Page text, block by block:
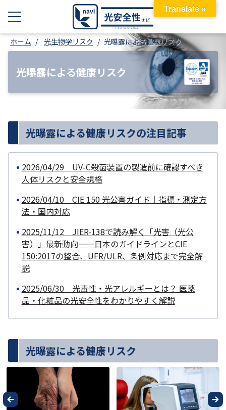
ホーム 光生物学リスク 光曝露による健康リスク
光曝露による健康リスク
光曝露による健康リスクの注目記事
2026/04/29 UV-C殺菌装置の製造前に確認すべき
人体リスクと安全規格
2026/04/10 CIE 150 光公害ガイド｜指標・測定方
法・国内対応
2025/11/12 JIER-138で読み解く「光害（光公
害）」最新動向——日本のガイドラインとCIE
150:2017の整合、UFR/ULR、条例対応まで完全解
説
2025/06/30 光毒性・光アレルギーとは？ 医薬
品・化粧品の光安全性をわかりやすく解説
光曝露による健康リスク
Translate »